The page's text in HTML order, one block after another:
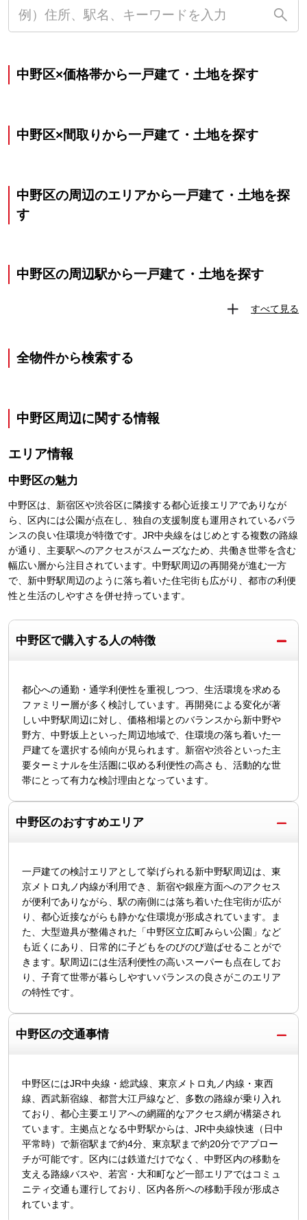
中野区×価格帯から一戸建て・土地を探す
中野区×間取りから一戸建て・土地を探す
中野区の周辺のエリアから一戸建て・土地を探
す
中野区の周辺駅から一戸建て・土地を探す
すべて見る
全物件から検索する
中野区周辺に関する情報
エリア情報
中野区の魅力
中野区は、新宿区や渋谷区に隣接する都心近接エリアでありなが
ら、区内には公園が点在し、独自の支援制度も運用されているバラ
ンスの良い住環境が特徴です。JR中央線をはじめとする複数の路線
が通り、主要駅へのアクセスがスムーズなため、共働き世帯を含む
幅広い層から注目されています。中野駅周辺の再開発が進む一方
で、新中野駅周辺のように落ち着いた住宅街も広がり、都市の利便
性と生活のしやすさを併せ持っています。
中野区で購入する人の特徴
都心への通勤・通学利便性を重視しつつ、生活環境を求める
ファミリー層が多く検討しています。再開発による変化が著
しい中野駅周辺に対し、価格相場とのバランスから新中野や
野方、中野坂上といった周辺地域で、住環境の落ち着いた一
戸建てを選択する傾向が見られます。新宿や渋谷といった主
要ターミナルを生活圏に収める利便性の高さも、活動的な世
帯にとって有力な検討理由となっています。
中野区のおすすめエリア
一戸建ての検討エリアとして挙げられる新中野駅周辺は、東
京メトロ丸ノ内線が利用でき、新宿や銀座方面へのアクセス
が便利でありながら、駅の南側には落ち着いた住宅街が広が
り、都心近接ながらも静かな住環境が形成されています。ま
た、大型遊具が整備された「中野区立広町みらい公園」など
も近くにあり、日常的に子どもをのびのび遊ばせることがで
きます。駅周辺には生活利便性の高いスーパーも点在してお
り、子育て世帯が暮らしやすいバランスの良さがこのエリア
の特性です。
中野区の交通事情
中野区にはJR中央線・総武線、東京メトロ丸ノ内線・東西
線、西武新宿線、都営大江戸線など、多数の路線が乗り入れ
ており、都心主要エリアへの網羅的なアクセス網が構築され
ています。主拠点となる中野駅からは、JR中央線快速（日中
平常時）で新宿駅まで約4分、東京駅まで約20分でアプロー
チが可能です。区内には鉄道だけでなく、中野区内の移動を
支える路線バスや、若宮・大和町など一部エリアではコミュ
ニティ交通も運行しており、区内各所への移動手段が形成さ
れています。